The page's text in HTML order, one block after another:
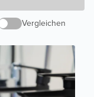
Vergleichen